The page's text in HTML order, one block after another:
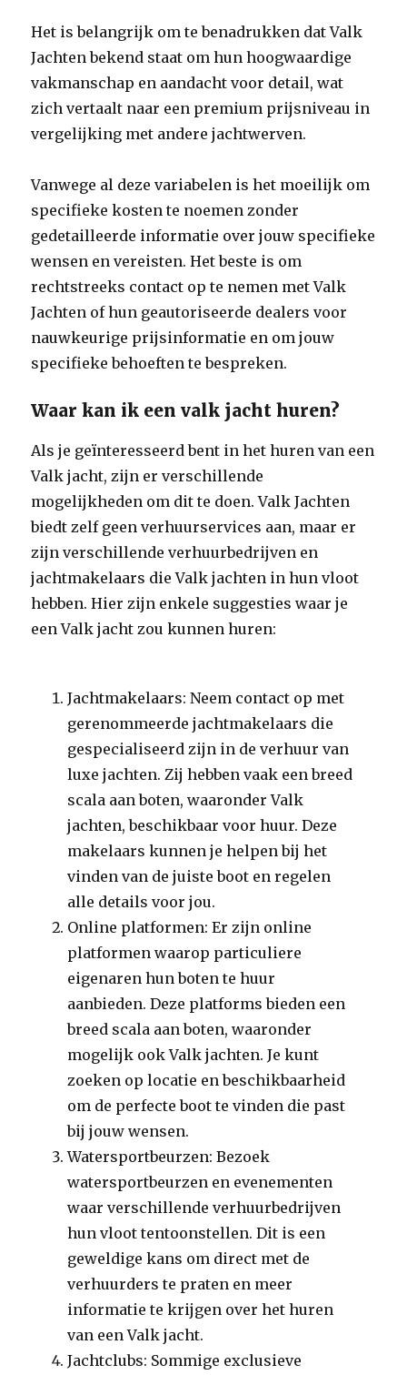
Het is belangrijk om te benadrukken dat Valk
Jachten bekend staat om hun hoogwaardige
vakmanschap en aandacht voor detail, wat
zich vertaalt naar een premium prijsniveau in
vergelijking met andere jachtwerven.
Vanwege al deze variabelen is het moeilijk om
specifieke kosten te noemen zonder
gedetailleerde informatie over jouw specifieke
wensen en vereisten. Het beste is om
rechtstreeks contact op te nemen met Valk
Jachten of hun geautoriseerde dealers voor
nauwkeurige prijsinformatie en om jouw
specifieke behoeften te bespreken.
Waar kan ik een valk jacht huren?
Als je geïnteresseerd bent in het huren van een
Valk jacht, zijn er verschillende
mogelijkheden om dit te doen. Valk Jachten
biedt zelf geen verhuurservices aan, maar er
zijn verschillende verhuurbedrijven en
jachtmakelaars die Valk jachten in hun vloot
hebben. Hier zijn enkele suggesties waar je
een Valk jacht zou kunnen huren:
Jachtmakelaars: Neem contact op met
gerenommeerde jachtmakelaars die
gespecialiseerd zijn in de verhuur van
luxe jachten. Zij hebben vaak een breed
scala aan boten, waaronder Valk
jachten, beschikbaar voor huur. Deze
makelaars kunnen je helpen bij het
vinden van de juiste boot en regelen
alle details voor jou.
Online platformen: Er zijn online
platformen waarop particuliere
eigenaren hun boten te huur
aanbieden. Deze platforms bieden een
breed scala aan boten, waaronder
mogelijk ook Valk jachten. Je kunt
zoeken op locatie en beschikbaarheid
om de perfecte boot te vinden die past
bij jouw wensen.
Watersportbeurzen: Bezoek
watersportbeurzen en evenementen
waar verschillende verhuurbedrijven
hun vloot tentoonstellen. Dit is een
geweldige kans om direct met de
verhuurders te praten en meer
informatie te krijgen over het huren
van een Valk jacht.
Jachtclubs: Sommige exclusieve